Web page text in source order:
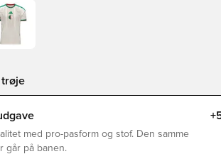
med pro-pasform og stof. Den samme
går på banen.